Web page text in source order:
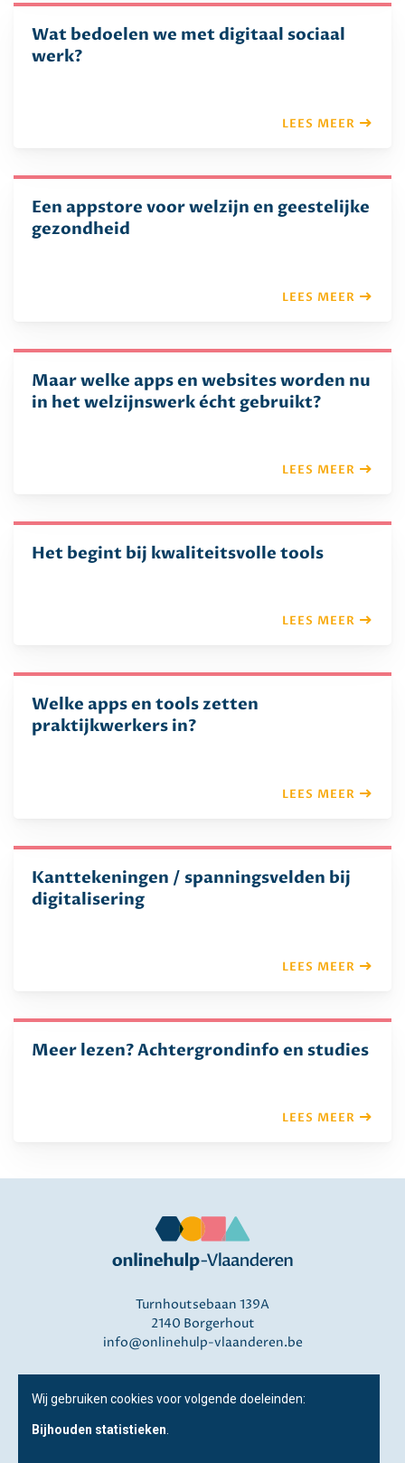
Wat bedoelen we met digitaal sociaal
werk?
LEES MEER
Een appstore voor welzijn en geestelijke
gezondheid
LEES MEER
Maar welke apps en websites worden nu
in het welzijnswerk écht gebruikt?
LEES MEER
Het begint bij kwaliteitsvolle tools
LEES MEER
Welke apps en tools zetten
praktijkwerkers in?
LEES MEER
Kanttekeningen / spanningsvelden bij
digitalisering
LEES MEER
Meer lezen? Achtergrondinfo en studies
LEES MEER
Turnhoutsebaan 139A
2140 Borgerhout
info@onlinehulp-vlaanderen.be
Wij gebruiken cookies voor volgende doeleinden:
Bijhouden statistieken